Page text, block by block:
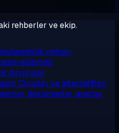
rehberler ve ekip.
notları
eğitimler
duyurular
Cloudzy ve alternatifleri
dokümanlar, araçlar,